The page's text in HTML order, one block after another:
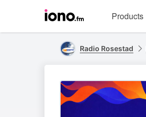
homepage
Products
Radio Rosestad